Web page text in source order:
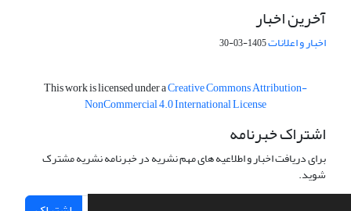
آخرین اخبار
اخبار و اعلانات1405-03-30
This work is licensed under aCreative Commons Attribution-
NonCommercial 4.0 International License
اشتراک خبرنامه
برای دریافت اخبار و اطلاعیه های مهم نشریه در خبرنامه نشریه مشترک
شوید.